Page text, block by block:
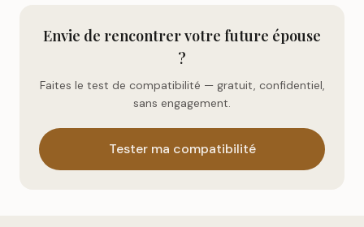
Envie de rencontrer votre future épouse
?
Faites le test de compatibilité — gratuit, confidentiel,
sans engagement.
Tester ma compatibilité